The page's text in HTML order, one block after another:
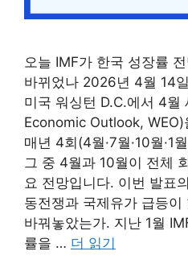
오늘 IMF가 한국 성장률
바뀌었나 2026년 4월 14
미국 워싱턴 D.C.에서 4월
Economic Outlook,
매년 4회(4월·7월·10월·1
그 중 4월과 10월이 전체
요 전망입니다. 이번 발표
동전쟁과 국제유가 급등
바꿔놓았는가. 지난 1월
률을 … 더 읽기